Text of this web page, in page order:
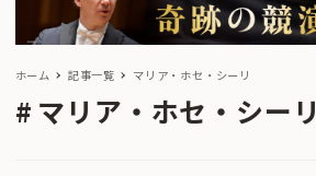
ホーム 記事一覧 マリア・ホセ・シーリ
マリア・ホセ・シーリ